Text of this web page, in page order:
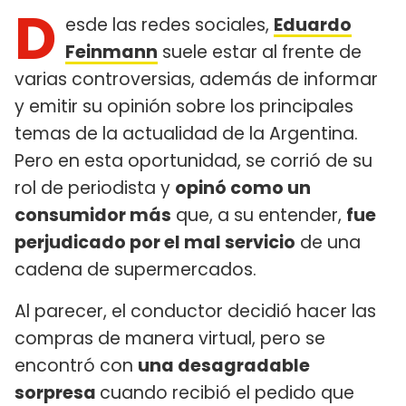
D esde las redes sociales, Eduardo
Feinmann suele estar al frente de
varias controversias, además de informar
y emitir su opinión sobre los principales
temas de la actualidad de la Argentina.
Pero en esta oportunidad, se corrió de su
rol de periodista y opinó como un
consumidor más que, a su entender, fue
perjudicado por el mal servicio de una
cadena de supermercados.
Al parecer, el conductor decidió hacer las
compras de manera virtual, pero se
encontró con una desagradable
sorpresa cuando recibió el pedido que